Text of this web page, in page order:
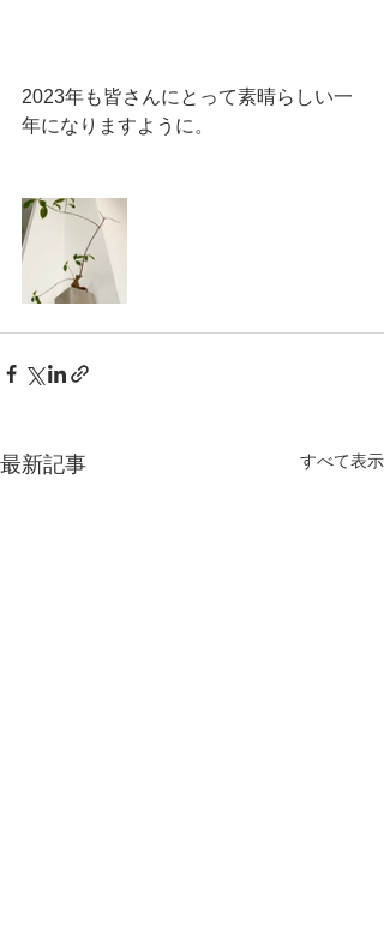
2023年も皆さんにとって素晴らしい一
年になりますように。
最新記事 すべて表示